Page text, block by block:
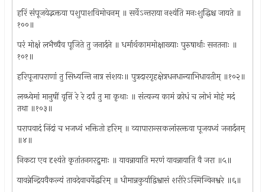
हरिं संपूजयेद्भक्तया पशुपाशविमोचनम् ॥ सर्वेऽन्तराया नश्यंति मनःशुद्धिश्च जायते ॥
१००॥
परं मोक्षं लभैच्चैव पूजिते तु जनार्दने ॥ धर्मार्थकाममोक्षाख्याः पुरुषार्थाः सनतनाः ॥
१०१॥
हरिपूजापराणां तु सिध्यन्ति नात्र संशयः॥ पुत्रदारगृहक्षेत्रधनधान्याभिधावतीम् ॥१०२॥
लब्ध्वेमां मानुषीं वृत्तिं रे रे दर्पं तु मा कृथाः ॥ संत्यज्य कामं क्रोधं च लोभं मोहं मदं
तथा ॥१०३॥
परापवादं निंदां च भजध्वं भक्तितो हरिम् ॥ व्यापारान्सकलांस्त्क्तवा पूजयध्वं जनार्दनम्
॥४॥
निकटा एव दृश्यंते कृतांतनगरद्रुमाः ॥ यावन्नायाति मरणं यावन्नायाति वै जरा ॥५॥
यावन्नेन्द्रियवैकल्यं तावदेवाचर्येद्धरिम् ॥ धीमान्नकुर्याद्विश्वासं शरीरेऽस्मिन्विनश्वरे ॥६॥